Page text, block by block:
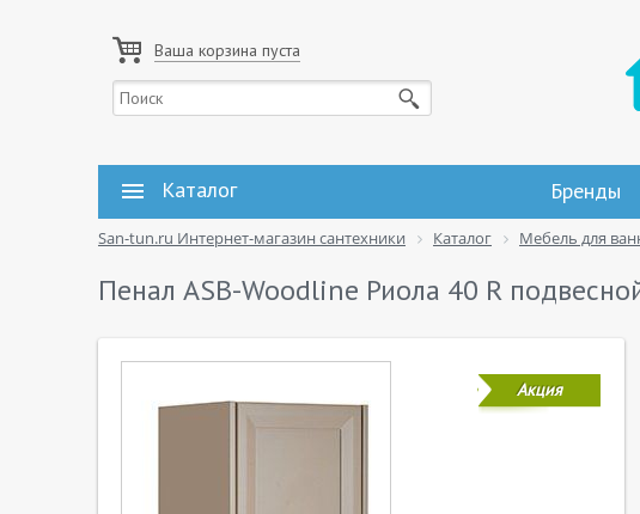
Ваша корзина пуста
Каталог Бренды
San-tun.ru Интернет-магазин сантехники Каталог Мебель для
Пенал ASB-Woodline Риола 40 R
Акция